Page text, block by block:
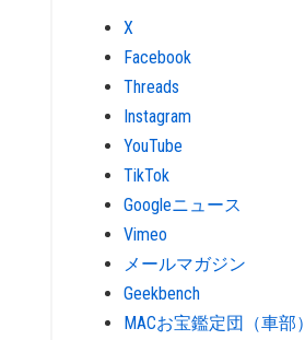
X
Facebook
Threads
Instagram
YouTube
TikTok
Googleニュース
Vimeo
メールマガジン
Geekbench
MACお宝鑑定団（車部）